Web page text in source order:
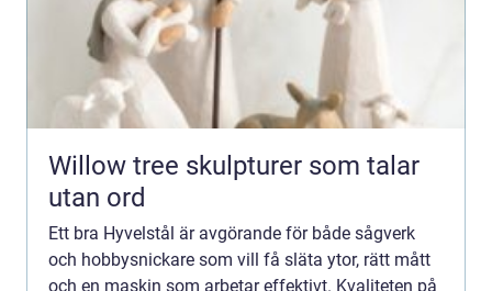
Willow tree skulpturer som talar
utan ord
Ett bra Hyvelstål är avgörande för både sågverk
och hobbysnickare som vill få släta ytor, rätt mått
och en maskin som arbetar effektivt. Kvaliteten på